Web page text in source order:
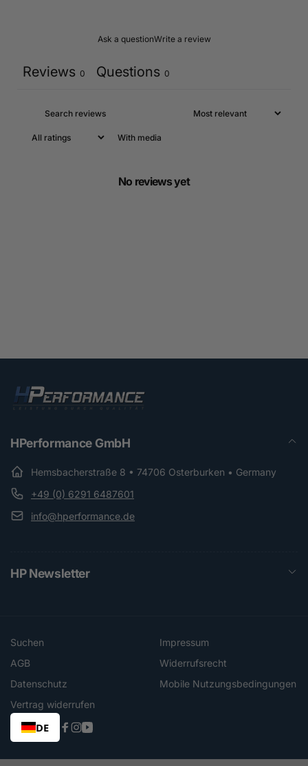
Ask a questionWrite a review
Reviews 0 Questions 0
With media
No reviews yet
HPerformance GmbH
Hemsbacherstraße 8 • 74706 Osterburken • Germany
+49 (0) 6291 6487601
info@hperformance.de
HP Newsletter
Suchen
Impressum
AGB
Widerrufsrecht
Datenschutz
Mobile Nutzungsbedingungen
Vertrag widerrufen
DE
Facebook
Instagram
YouTube